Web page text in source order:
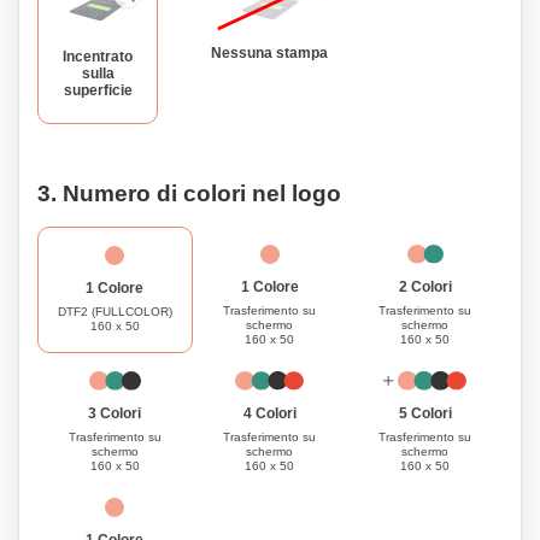
friendly. Per la tua sicurezza, il nostro tappetino rispetta i
requisiti di sicurezza, incorporando un sistema di
protezione dal surriscaldamento, un sistema di protezione
dall'eccesso di carica e un sistema di blocco per prevenire
i cortocircuiti. Personalizza questo tappetino con il tuo logo
pianeta scegliendo il nostro Tappetino Pieghevole della
Linea Natura.
Incentrato
sulla
superficie
Nessuna stampa
3. Numero di colori nel logo
1 Colore
DTF2 (FULLCOLOR)
160 x 50
1 Colore
Trasferimento su
schermo
160 x 50
2 Colori
Trasferimento su
schermo
160 x 50
3 Colori
Trasferimento su
schermo
160 x 50
4 Colori
Trasferimento su
schermo
160 x 50
5 Colori
Trasferimento su
schermo
160 x 50